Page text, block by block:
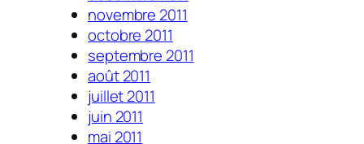
novembre 2011
octobre 2011
septembre 2011
août 2011
juillet 2011
juin 2011
mai 2011